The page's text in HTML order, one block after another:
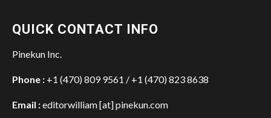
QUICK CONTACT INFO
Pinekun Inc.
Phone : +1 (470) 809 9561 / +1 (470) 823 8638
Email :editorwilliam [at] pinekun.com